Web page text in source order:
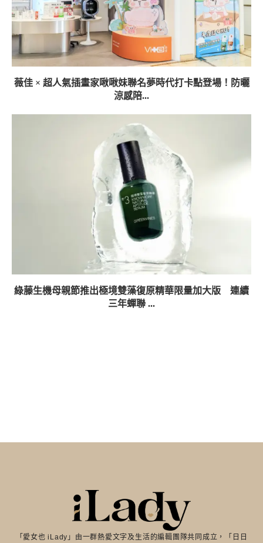
薇佳 × 超人氣插畫家啾啾妹聯名夢時代打卡點登場！防曬
涼感陪...
綠藤生機母親節推出極境雙藻復原精華限量加大版 連續
三年蟬聯 ...
「愛女也 iLady」由一群熱愛文字及生活的編輯團隊共同成立，「日日